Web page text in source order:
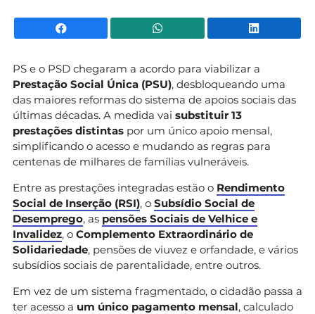
Facebook WhatsApp
PS e o PSD chegaram a acordo para viabilizar a
Prestação Social Única (PSU), desbloqueando uma
das maiores reformas do sistema de apoios sociais das
últimas décadas. A medida vai substituir 13
prestações distintas por um único apoio mensal,
simplificando o acesso e mudando as regras para
centenas de milhares de famílias vulneráveis.
Entre as prestações integradas estão o Rendimento
Social de Inserção (RSI), o Subsídio Social de
Desemprego, as pensões Sociais de Velhice e
Invalidez, o Complemento Extraordinário de
Solidariedade, pensões de viuvez e orfandade, e vários
subsídios sociais de parentalidade, entre outros.
Em vez de um sistema fragmentado, o cidadão passa a
ter acesso a um único pagamento mensal, calculado